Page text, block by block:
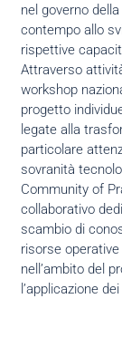
nel governo
contempo allo
rispettive
Attraverso
workshop
progetto
legate alla
particolare
sovranità
Community of
collaborativo
scambio di
risorse
nell’ambito del
l’applicazione